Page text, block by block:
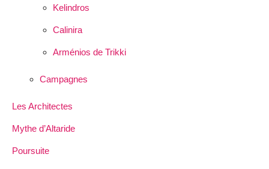
Kelindros
Calinira
Arménios de Trikki
Campagnes
Les Architectes
Mythe d’Altaride
Poursuite